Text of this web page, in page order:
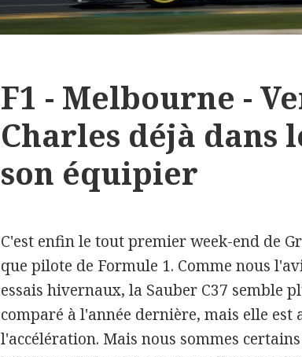
F1 - Melbourne -
Charles déjà dans
son équipier
C'est enfin le tout premier week-end de
que pilote de Formule 1. Comme nous
essais hivernaux, la Sauber C37 semble
comparé à l'année dernière, mais elle est
l'accélération. Mais nous sommes